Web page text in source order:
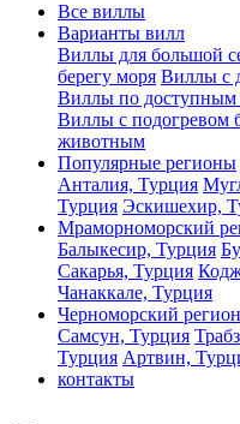
Все виллы
Варианты вилл
Виллы для большой
берегу моря Виллы с
Виллы по доступным
Виллы с подогревом
животным
Популярные регионы
Анталия, Турция
Турция Эскишехир,
Мраморноморский
Балыкесир, Турция
Сакарья, Турция
Чанаккале, Турция
Черноморский регион
Самсун, Турция
Турция Артвин,
контакты